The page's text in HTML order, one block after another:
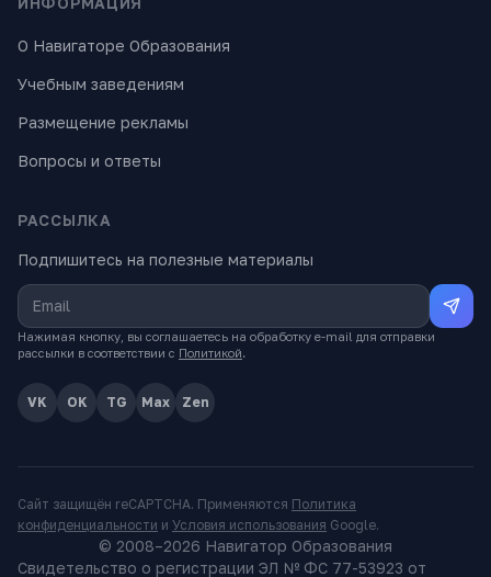
О Навигаторе Образования
Учебным заведениям
Размещение рекламы
Вопросы и ответы
РАССЫЛКА
Подпишитесь на полезные материалы
Нажимая кнопку, вы соглашаетесь на обработку e-mail для отправки
рассылки в соответствии с Политикой.
VK OK TG Max Zen
Сайт защищён reCAPTCHA. Применяются Политика
конфиденциальности и Условия использования Google.
© 2008–2026 Навигатор Образования
Свидетельство о регистрации ЭЛ № ФС 77-53923 от